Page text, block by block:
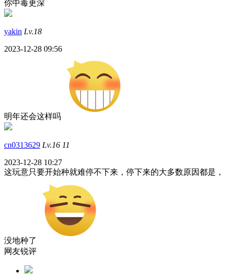
你中毒更深
yakin Lv.18
2023-12-28 09:56
明年还会这样吗
cn0313629 Lv.16 11
2023-12-28 10:27
这玩意只要开始种就难停不下来，停下来的大多数原因都是，
没地种了
网友锐评